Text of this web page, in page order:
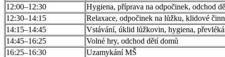
12:00–12:30
Hygiena, příprava na odpočinek, odchod
12:30–14:15
Relaxace, odpočinek na lůžku, klidové
14:15–14:45
Vstávání, úklid lůžkovin, hygiena,
14:45–16:25
Volné hry, odchod dětí domů
16:25–16:30
Uzamykání MŠ